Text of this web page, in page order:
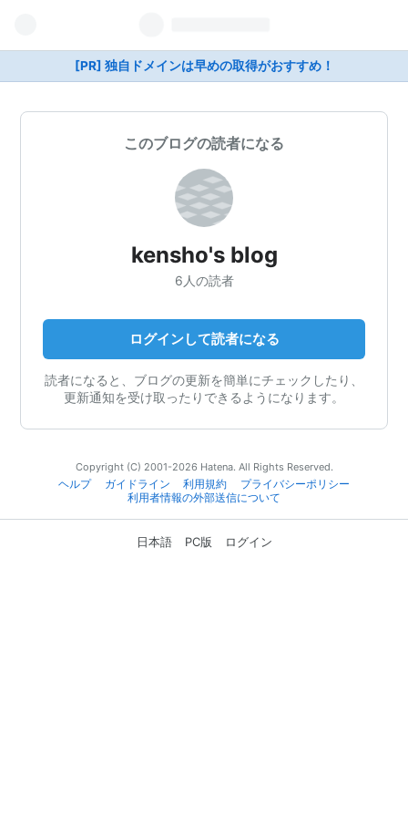
[PR] 独自ドメインは早めの取得がおすすめ！
このブログの読者になる
kensho's blog
6人の読者
ログインして読者になる
読者になると、ブログの更新を簡単にチェックしたり、
更新通知を受け取ったりできるようになります。
Copyright (C) 2001-2026 Hatena. All Rights Reserved.
ヘルプ
ガイドライン 利用規約
プライバシーポリシー
利用者情報の外部送信について
日本語 PC版 ログイン